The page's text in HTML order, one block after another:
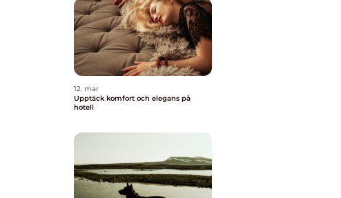
12. mar
Upptäck komfort och elegans på
hotell